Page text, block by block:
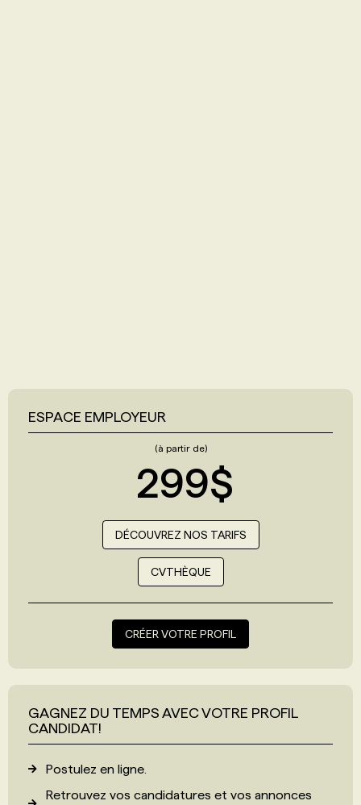
ESPACE EMPLOYEUR
(à partir de)
299$
DÉCOUVREZ NOS TARIFS
CVTHÈQUE
CRÉER VOTRE PROFIL
GAGNEZ DU TEMPS AVEC VOTRE PROFIL
CANDIDAT!
Postulez en ligne.
Retrouvez vos candidatures et vos annonces